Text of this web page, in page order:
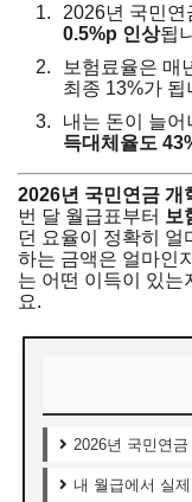
2026년 국민연
0.5%p 인상됩
보험료율은 매
최종 13%가 됩
내는 돈이 늘
득대체율도
2026년 국민연금 개
번 달 월급표부터 보
던 요율이 정확히
하는 금액은 얼마인
는 어떤 이득이 있는
요.
2026년 국민연
내 월급에서 실